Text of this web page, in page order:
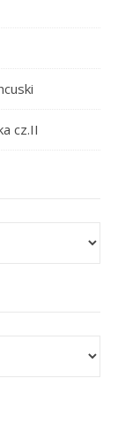
cz.II